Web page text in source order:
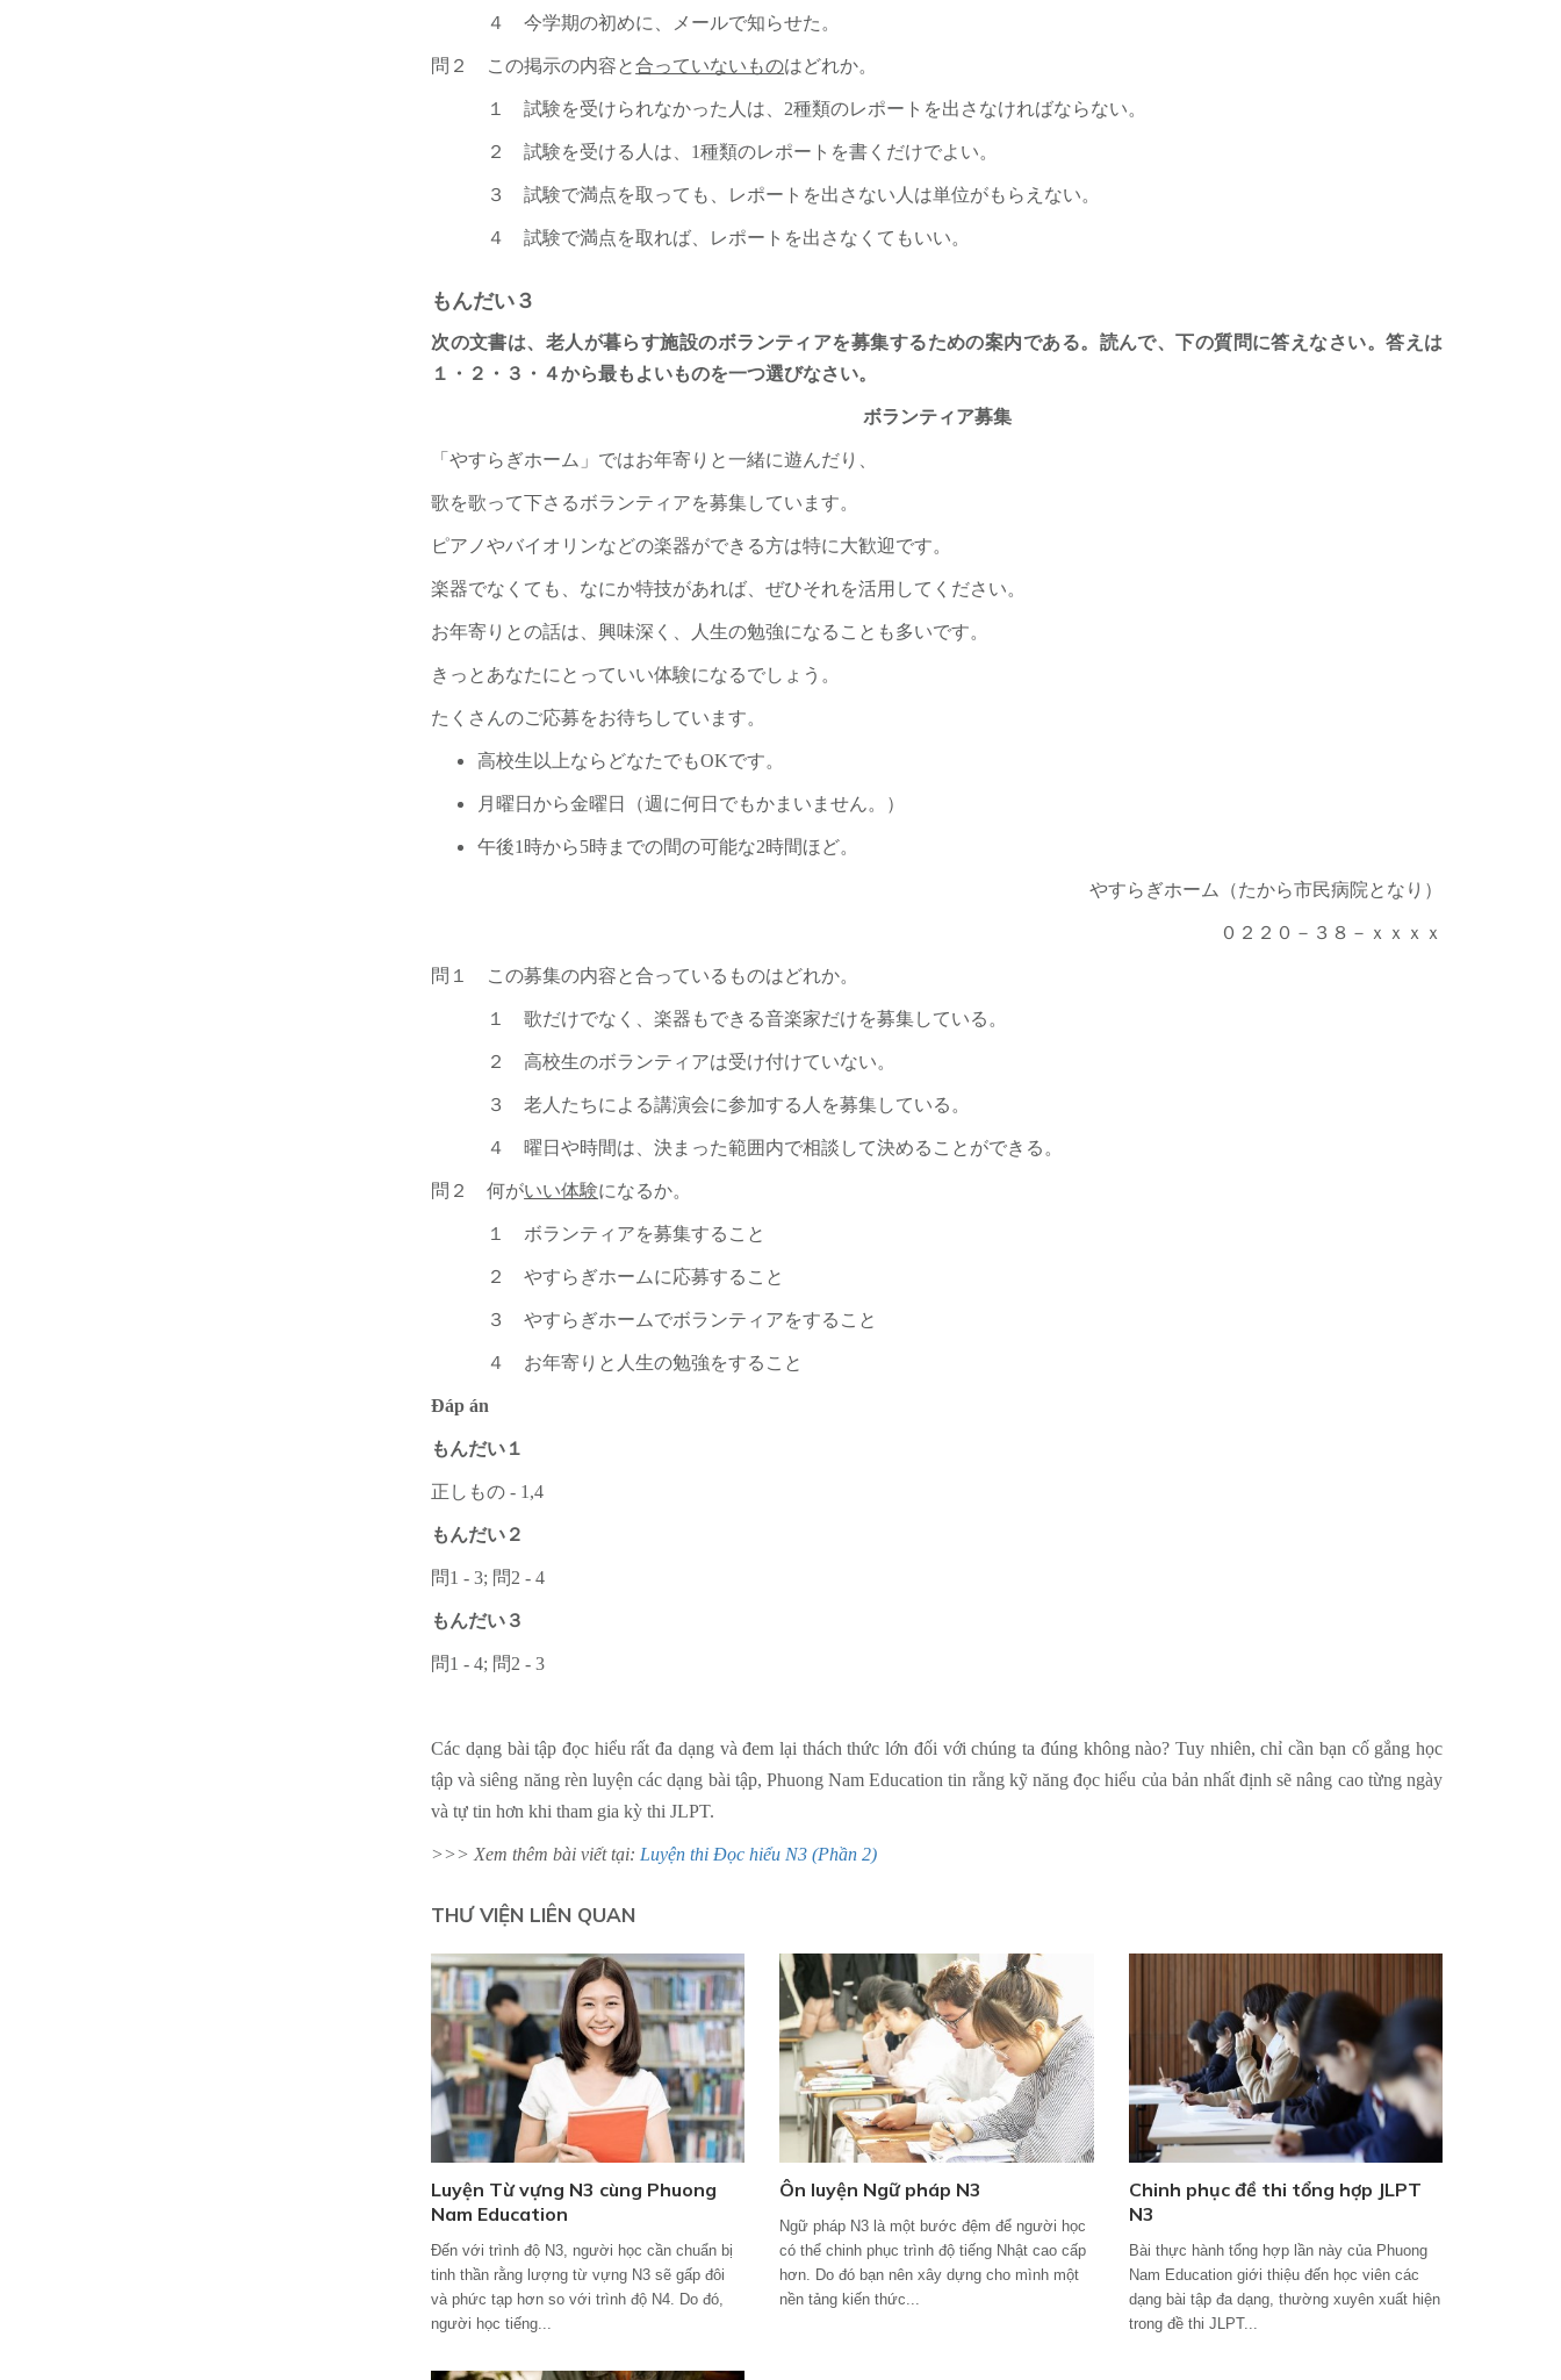
４ 今学期の初めに、メールで知らせた。
問２ この掲示の内容と合っていないものはどれか。
１ 試験を受けられなかった人は、2種類のレポートを出さなければならない。
２ 試験を受ける人は、1種類のレポートを書くだけでよい。
３ 試験で満点を取っても、レポートを出さない人は単位がもらえない。
４ 試験で満点を取れば、レポートを出さなくてもいい。
もんだい３
次の文書は、老人が暮らす施設のボランティアを募集するための案内である。読んで、下の質問に答えなさい。答えは
１・２・３・４から最もよいものを一つ選びなさい。
ボランティア募集
「やすらぎホーム」ではお年寄りと一緒に遊んだり、
歌を歌って下さるボランティアを募集しています。
ピアノやバイオリンなどの楽器ができる方は特に大歓迎です。
楽器でなくても、なにか特技があれば、ぜひそれを活用してください。
お年寄りとの話は、興味深く、人生の勉強になることも多いです。
きっとあなたにとっていい体験になるでしょう。
たくさんのご応募をお待ちしています。
高校生以上ならどなたでもOKです。
月曜日から金曜日（週に何日でもかまいません。）
午後1時から5時までの間の可能な2時間ほど。
やすらぎホーム（たから市民病院となり）
０２２０－３８－ｘｘｘｘ
問１ この募集の内容と合っているものはどれか。
１ 歌だけでなく、楽器もできる音楽家だけを募集している。
２ 高校生のボランティアは受け付けていない。
３ 老人たちによる講演会に参加する人を募集している。
４ 曜日や時間は、決まった範囲内で相談して決めることができる。
問２ 何がいい体験になるか。
１ ボランティアを募集すること
２ やすらぎホームに応募すること
３ やすらぎホームでボランティアをすること
４ お年寄りと人生の勉強をすること
Đáp án
もんだい１
正しもの - 1,4
もんだい２
問1 - 3; 問2 - 4
もんだい３
問1 - 4; 問2 - 3
Các dạng bài tập đọc hiểu rất đa dạng và đem lại thách thức lớn đối với chúng ta đúng không nào? Tuy nhiên, chỉ cần bạn cố gắng học
tập và siêng năng rèn luyện các dạng bài tập, Phuong Nam Education tin rằng kỹ năng đọc hiểu của bản nhất định sẽ nâng cao từng ngày
và tự tin hơn khi tham gia kỳ thi JLPT.
>>> Xem thêm bài viết tại: Luyện thi Đọc hiểu N3 (Phần 2)
THƯ VIỆN LIÊN QUAN
Luyện Từ vựng N3 cùng Phuong
Nam Education
Đến với trình độ N3, người học cần chuẩn bị
tinh thần rằng lượng từ vựng N3 sẽ gấp đôi
và phức tạp hơn so với trình độ N4. Do đó,
người học tiếng...
Ôn luyện Ngữ pháp N3
Ngữ pháp N3 là một bước đệm để người học
có thể chinh phục trình độ tiếng Nhật cao cấp
hơn. Do đó bạn nên xây dựng cho mình một
nền tảng kiến thức...
Chinh phục đề thi tổng hợp JLPT
N3
Bài thực hành tổng hợp lần này của Phuong
Nam Education giới thiệu đến học viên các
dạng bài tập đa dạng, thường xuyên xuất hiện
trong đề thi JLPT...